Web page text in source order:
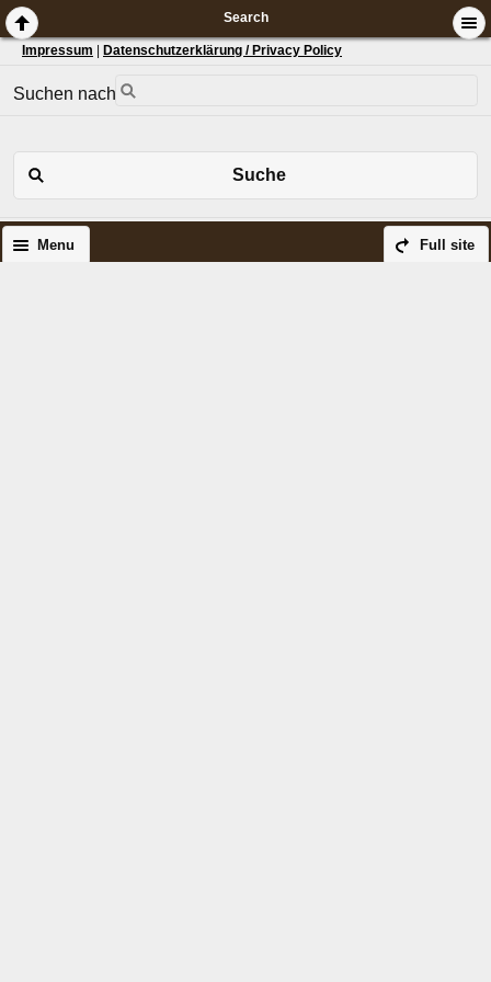
Search
Impressum Datenschutzerklärung / Privacy Policy
Suchen nach:
Suche
Full site
Menu